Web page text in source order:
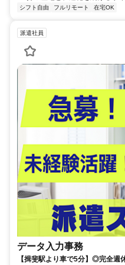
シフト自由 フルリモート 在宅OK
派遣社員
データ入力事務
【揖斐駅より車で5分】◎完全週